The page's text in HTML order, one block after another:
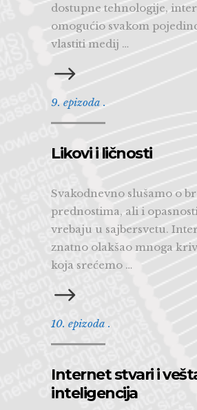
dostupne tehnologije,
omogućio svakom
vlastiti medij …
9. epizoda .
Likovi i ličnosti
Svakodnevno slušamo o
prednostima, ali i
vrebaju u sajbersvetu.
znatno olakšao mnoga
koja srećemo …
10. epizoda .
Internet stvari i
inteligencija